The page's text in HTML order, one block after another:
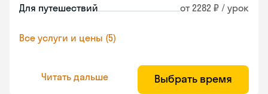
Для путешествий от 2282 ₽ / урок
Все услуги и цены (5)
Читать дальше Выбрать время